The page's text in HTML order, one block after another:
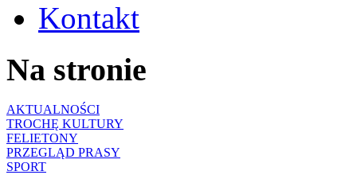
Kontakt
Na stronie
AKTUALNOŚCI
TROCHĘ KULTURY
FELIETONY
PRZEGLĄD PRASY
SPORT